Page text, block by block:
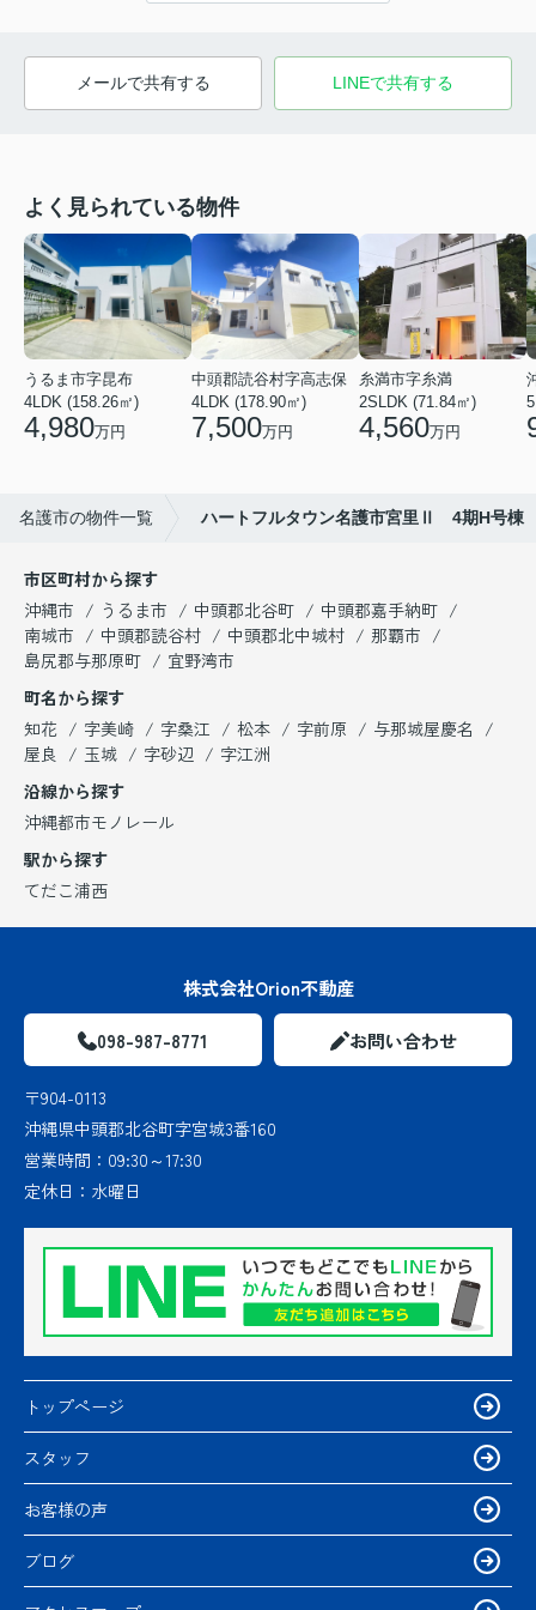
メールで共有する LINEで共有する
よく見られている物件
うるま市字昆布
4LDK (158.26㎡)
4,980万円
中頭郡読谷村字高志保
4LDK (178.90㎡)
7,500万円
糸満市字糸満
2SLDK (71.84㎡)
4,560万円
名護市の物件一覧 ハートフルタウン名護市宮里Ⅱ 4期H号棟
市区町村から探す
沖縄市
うるま市 中頭郡北谷町
中頭郡嘉手納町
南城市
中頭郡読谷村 中頭郡北中城村
那覇市
島尻郡与那原町
宜野湾市
町名から探す
知花
字美崎 字桑江 松本 字前原
与那城屋慶名
屋良
玉城 字砂辺
字江洲
沿線から探す
沖縄都市モノレール
駅から探す
てだこ浦西
株式会社Orion不動産
098-987-8771 お問い合わせ
〒904-0113
沖縄県中頭郡北谷町字宮城3番160
営業時間： 09:30～17:30
定休日： 水曜日
トップページ
スタッフ
お客様の声
ブログ